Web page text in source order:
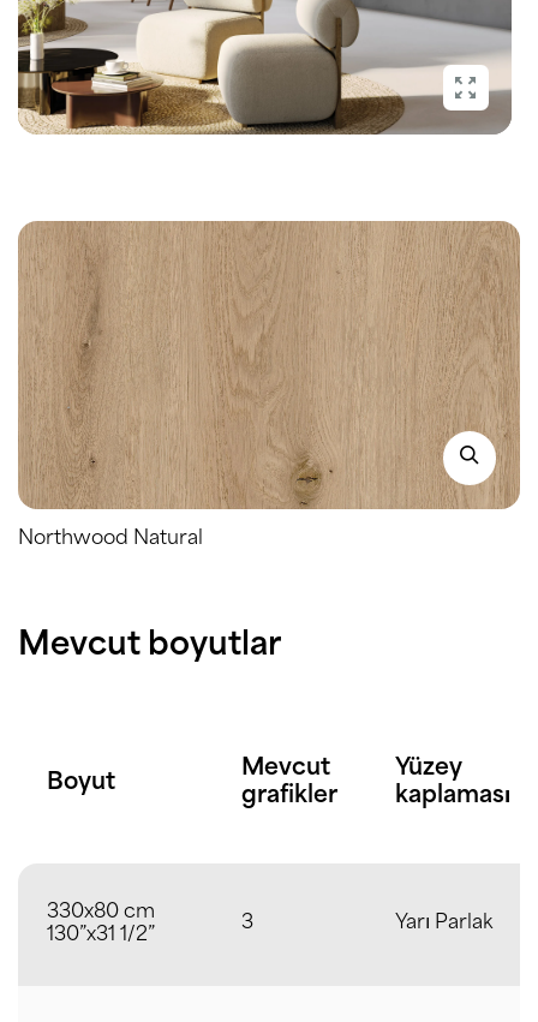
Northwood Natural
Mevcut boyutlar
Boyut
Mevcut
grafikler
Yüzey
kaplaması
330x80 cm
130”x31 1/2”
3 Yarı Parlak